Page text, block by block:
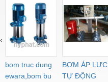
bom truc dung
ewara,bom bu
BƠM ÁP LỰC
TỰ ĐỘNG
‹